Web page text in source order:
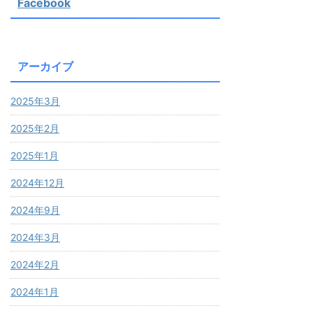
Facebook
アーカイブ
2025年3月
2025年2月
2025年1月
2024年12月
2024年9月
2024年3月
2024年2月
2024年1月